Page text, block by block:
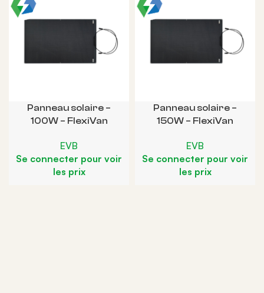
Panneau solaire –
100W – FlexiVan
EVB
Se connecter pour voir
les prix
Panneau solaire –
150W – FlexiVan
EVB
Se connecter pour voir
les prix